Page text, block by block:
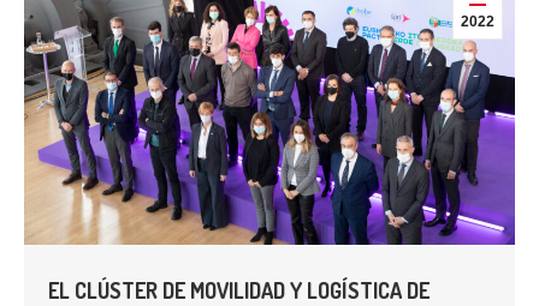
2022
EL CLÚSTER DE MOVILIDAD Y LOGÍSTICA DE